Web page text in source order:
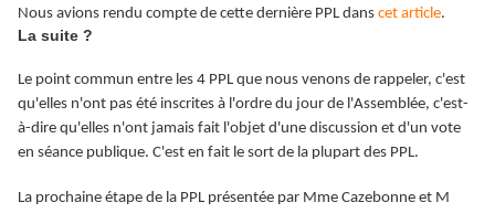
Nous avions rendu compte de cette dernière PPL dans cet article.
La suite ?
Le point commun entre les 4 PPL que nous venons de rappeler, c'est
qu'elles n'ont pas été inscrites à l'ordre du jour de l'Assemblée, c'est-
à-dire qu'elles n'ont jamais fait l'objet d'une discussion et d'un vote
en séance publique. C'est en fait le sort de la plupart des PPL.
La prochaine étape de la PPL présentée par Mme Cazebonne et M